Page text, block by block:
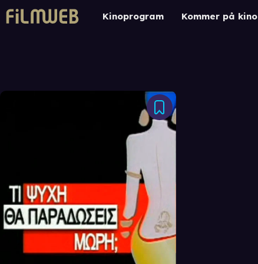
Kinoprogram Kommer på kino